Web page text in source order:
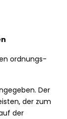
ordnungs-
Der
der zum
der